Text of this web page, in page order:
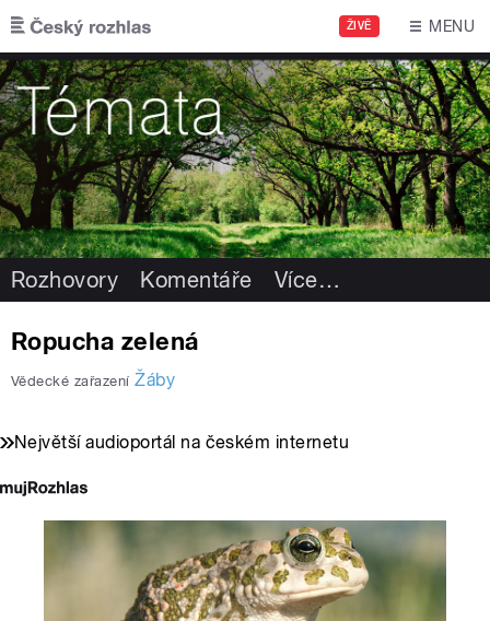
Přejít k hlavnímu obsahu
ŽIVĚ MENU
Rozhovory Komentáře Více…
Ropucha zelená
Vědecké zařazení Žáby
Největší audioportál na českém internetu